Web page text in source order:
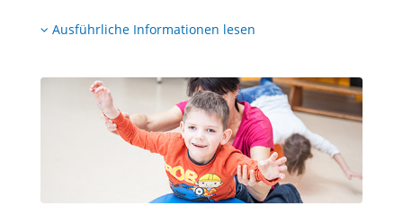
Ausführliche Informationen lesen